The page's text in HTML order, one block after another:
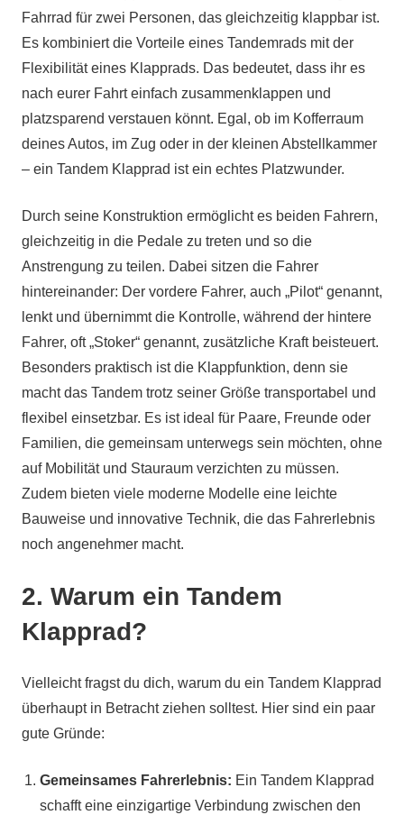
Fahrrad für zwei Personen, das gleichzeitig klappbar ist.
Es kombiniert die Vorteile eines Tandemrads mit der
Flexibilität eines Klapprads. Das bedeutet, dass ihr es
nach eurer Fahrt einfach zusammenklappen und
platzsparend verstauen könnt. Egal, ob im Kofferraum
deines Autos, im Zug oder in der kleinen Abstellkammer
– ein Tandem Klapprad ist ein echtes Platzwunder.
Durch seine Konstruktion ermöglicht es beiden Fahrern,
gleichzeitig in die Pedale zu treten und so die
Anstrengung zu teilen. Dabei sitzen die Fahrer
hintereinander: Der vordere Fahrer, auch „Pilot“ genannt,
lenkt und übernimmt die Kontrolle, während der hintere
Fahrer, oft „Stoker“ genannt, zusätzliche Kraft beisteuert.
Besonders praktisch ist die Klappfunktion, denn sie
macht das Tandem trotz seiner Größe transportabel und
flexibel einsetzbar. Es ist ideal für Paare, Freunde oder
Familien, die gemeinsam unterwegs sein möchten, ohne
auf Mobilität und Stauraum verzichten zu müssen.
Zudem bieten viele moderne Modelle eine leichte
Bauweise und innovative Technik, die das Fahrerlebnis
noch angenehmer macht.
2. Warum ein Tandem
Klapprad?
Vielleicht fragst du dich, warum du ein Tandem Klapprad
überhaupt in Betracht ziehen solltest. Hier sind ein paar
gute Gründe:
Gemeinsames Fahrerlebnis: Ein Tandem Klapprad
schafft eine einzigartige Verbindung zwischen den